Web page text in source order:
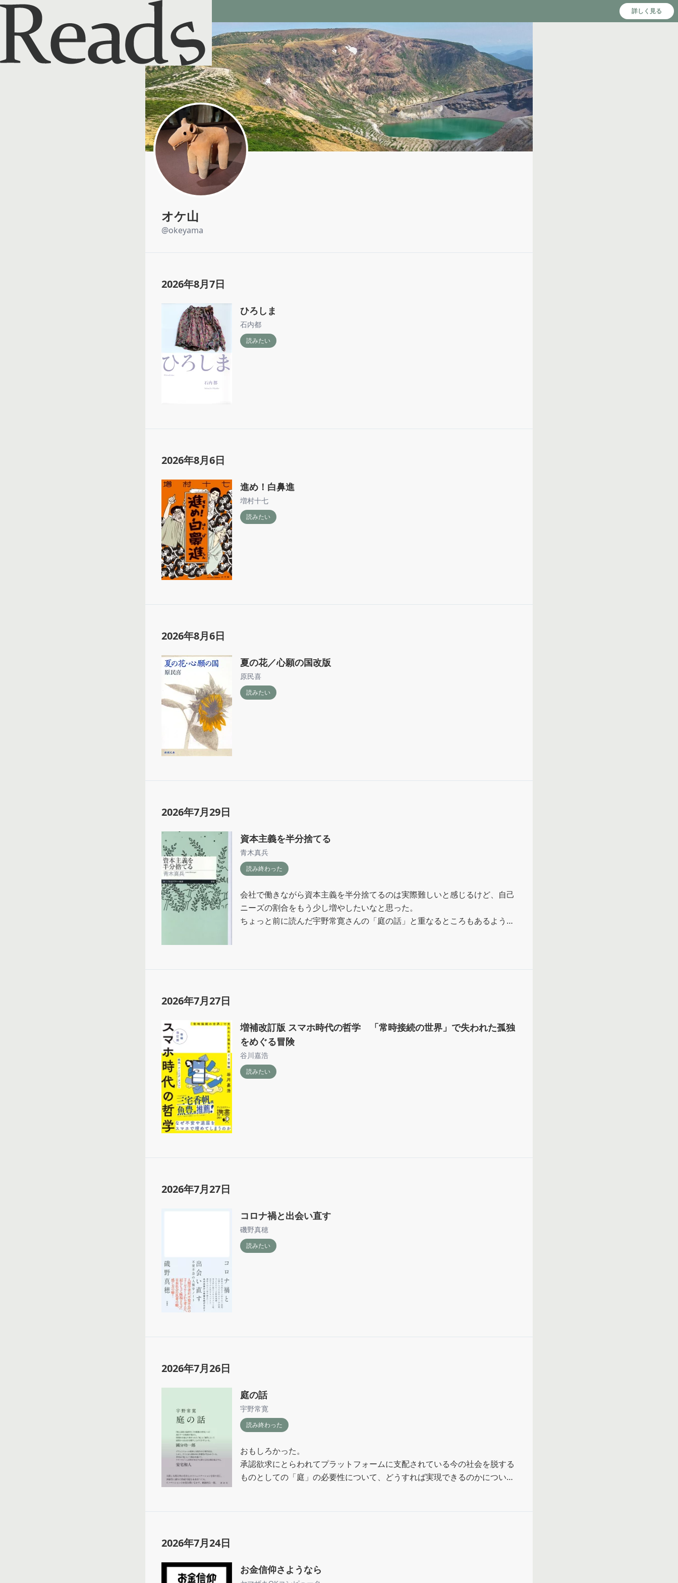
Reads - 読書のSNS＆記録アプリ 詳しく見る
オケ山
@okeyama
2026年8月7日
ひろしま
石内都
読みたい
2026年8月6日
進め！白鼻進
増村十七
読みたい
2026年8月6日
夏の花／心願の国改版
原民喜
読みたい
2026年7月29日
資本主義を半分捨てる
青木真兵
読み終わった
会社で働きながら資本主義を半分捨てるのは実際難しいと感じるけど、自己
ニーズの割合をもう少し増やしたいなと思った。
ちょっと前に読んだ宇野常寛さんの「庭の話」と重なるところもあるよう
2026年7月27日
増補改訂版 スマホ時代の哲学 「常時接続の世界」で失われた孤独
をめぐる冒険
谷川嘉浩
読みたい
2026年7月27日
コロナ禍と出会い直す
磯野真穂
読みたい
2026年7月26日
庭の話
宇野常寛
読み終わった
おもしろかった。
承認欲求にとらわれてプラットフォームに支配されている今の社会を脱する
ものとしての「庭」の必要性について、どうすれば実現できるのかについて
撃だった…
2026年7月24日
お金信仰さようなら